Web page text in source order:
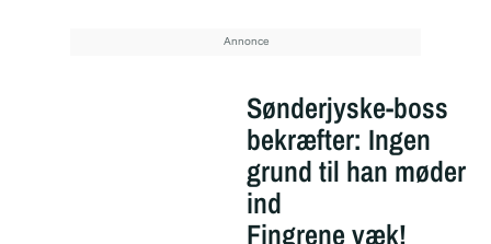
Sønderjyske-boss
bekræfter: Ingen
grund til han møder
ind
Fingrene væk!